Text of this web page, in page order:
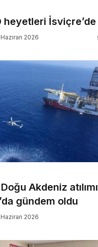
heyetleri İsviçre’de
2026
Akdeniz atılımı
gündem oldu
2026